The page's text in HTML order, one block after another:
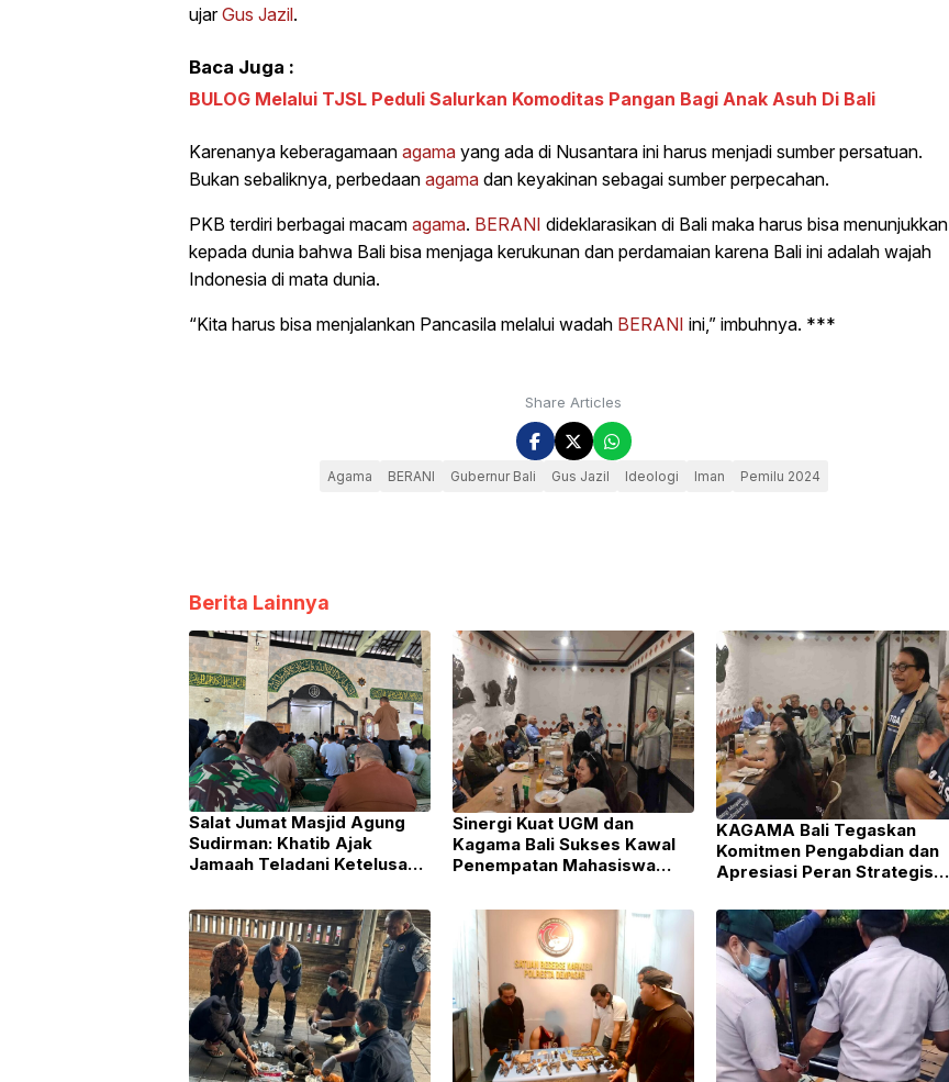
ujarGus Jazil.
Baca Juga :
BULOG Melalui TJSL Peduli Salurkan Komoditas Pangan Bagi Anak Asuh Di Bali
Karenanya keberagamaan agama yang ada di Nusantara ini harus menjadi sumber persatuan.
Bukan sebaliknya, perbedaan agama dan keyakinan sebagai sumber perpecahan.
PKB terdiri berbagai macam agama. BERANI dideklarasikan di Bali maka harus bisa menunjukkan
kepada dunia bahwa Bali bisa menjaga kerukunan dan perdamaian karena Bali ini adalah wajah
Indonesia di mata dunia.
“Kita harus bisa menjalankan Pancasila melalui wadah BERANI ini,” imbuhnya. ***
Share Articles
Agama BERANI Gubernur Bali Gus Jazil Ideologi Iman Pemilu 2024
Berita Lainnya
Salat Jumat Masjid Agung
Sudirman: Khatib Ajak
Jamaah Teladani Ketelusan
Langsung di Era Digital
Sinergi Kuat UGM dan
Kagama Bali Sukses Kawal
Penempatan Mahasiswa
KAGAMA Bali Tegaskan
Komitmen Pengabdian dan
Apresiasi Peran Strategis